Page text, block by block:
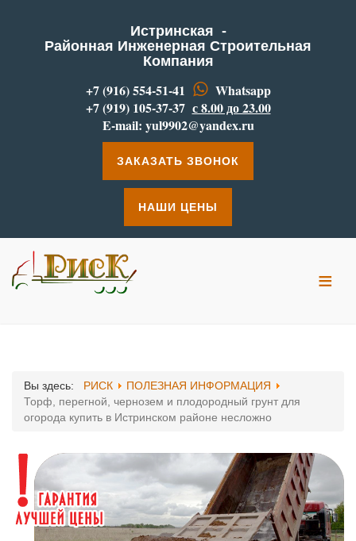
Истринская -
Районная Инженерная Строительная
Компания
+7 (916) 554-51-41
Whatsapp
+7 (919) 105-37-37 с 8.00 до 23.00
E-mail: yul9902@yandex.ru
ЗАКАЗАТЬ ЗВОНОК
НАШИ ЦЕНЫ
≡
Вы здесь: РИСК
ПОЛЕЗНАЯ ИНФОРМАЦИЯ
Торф, перегной, чернозем и плодородный грунт для
огорода купить в Истринском районе несложно